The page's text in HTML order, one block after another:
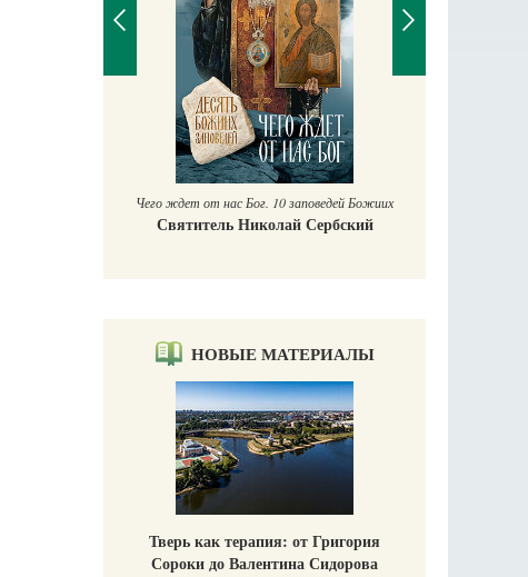
Научись у
Чего ждет от нас Бог. 10 заповедей Божиих
Святитель Николай Сербский
НОВЫЕ МАТЕРИАЛЫ
Тверь как терапия: от Григория
Сороки до Валентина Сидорова